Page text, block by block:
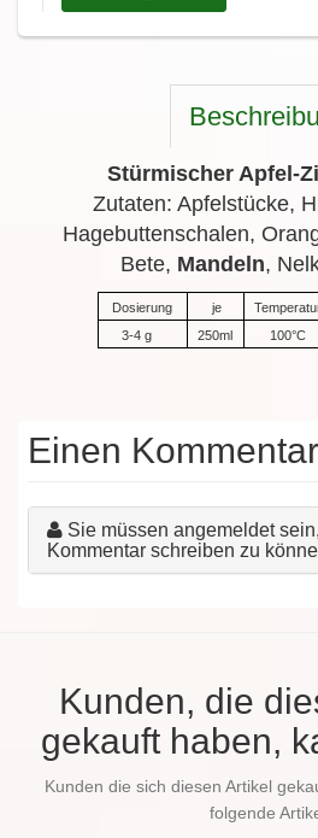
Stürmischer Apfel-
Zutaten: Apfelstücke,
Hagebuttenschalen,
Bete, Mandeln,
Dosierung je
3-4 g
250ml 100°C
Einen
Sie müssen angemeldet
Kommentar schreiben zu
Kunden, die
gekauft haben,
Kunden die sich diesen Artikel
folgende